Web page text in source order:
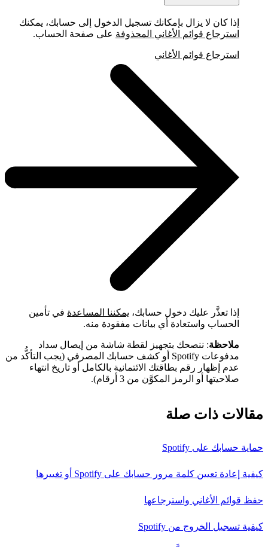
إذا كان لا يزال بإمكانك تسجيل الدخول إلى حسابك، يمكنك
استرجاع قوائم الأغاني المحذوفة على صفحة الحساب.
استرجاع قوائم الأغاني
إذا تعذَّر عليك دخول حسابك، يمكننا المساعدة في تأمين
الحساب واستعادة أي بيانات مفقودة منه.
ملاحظة: ننصحك بتجهيز لقطة شاشة من إيصال سداد
مدفوعات Spotify أو كشف حسابك المصرفي (يجب التأكُّد من
عدم إظهار رقم بطاقتك الائتمانية بالكامل أو تاريخ انتهاء
صلاحيتها أو الرمز المكوَّن من 3 أرقام).
مقالات ذات صلة
حماية حسابك على Spotify
كيفية إعادة تعيين كلمة مرور حسابك على Spotify أو تغييرها
حفظ قوائم الأغاني واسترجاعها
كيفية تسجيل الخروج من Spotify